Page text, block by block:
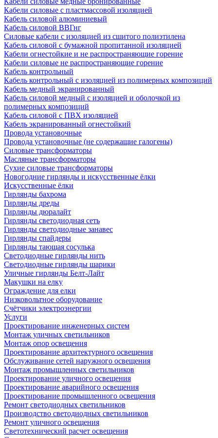
Кабели силовые с пластмассовой изоляцией
Кабель силовой алюминиевый
Кабель силовой ВВГнг
Силовые кабели с изоляцией из сшитого полиэтилена
Кабель силовой с бумажной пропитанной изоляцией
Кабели огнестойкие и не распространяющие горение
Кабели силовые не распространяющие горение
Кабель контрольный
Кабель контрольный с изоляцией из полимерных композиций
Кабель медный экранированный
Кабель силовой медный с изоляцией и оболочкой из
полимерных композиций
Кабель силовой с ПВХ изоляцией
Кабель экранированный огнестойкий
Провода установочные
Провода установочные (не содержащие галогены)
Силовые трансформаторы
Масляные трансформаторы
Сухие силовые трансформаторы
Новогодние гирлянды и искусственные ёлки
Искусственные ёлки
Гирлянды бахрома
Гирлянды дреды
Гирлянды дюралайт
Гирлянды светодиодная сеть
Гирлянды светодиодные занавес
Гирлянды спайдеры
Гирлянды тающая сосулька
Светодиодные гирлянды нить
Светодиодные гирлянды шарики
Уличные гирлянды Белт-Лайт
Макушки на елку
Ограждение для елки
Низковольтное оборудование
Счётчики электроэнергии
Услуги
Проектирование инженерных систем
Монтаж уличных светильников
Монтаж опор освещения
Проектирование архитектурного освещения
Обслуживание сетей наружного освещения
Монтаж промышленных светильников
Проектирование уличного освещения
Проектирование аварийного освещения
Проектирование промышленного освещения
Ремонт светодиодных светильников
Производство светодиодных светильников
Ремонт уличного освещения
Светотехнический расчет освещения